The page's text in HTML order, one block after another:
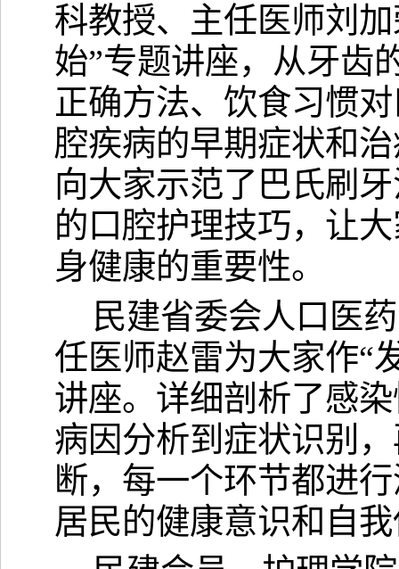
科教授、主任医师刘
始”专题讲座，从牙齿
正确方法、饮食习惯
腔疾病的早期症状和
向大家示范了巴氏刷
的口腔护理技巧，让
身健康的重要性。
民建省委会人口医
任医师赵雷为大家作“
讲座。详细剖析了感
病因分析到症状识别
断，每一个环节都进
居民的健康意识和自